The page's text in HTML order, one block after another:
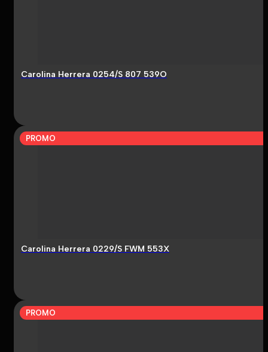
Carolina Herrera 0254/S 807 539O
PROMO
Carolina Herrera 0229/S FWM 553X
PROMO